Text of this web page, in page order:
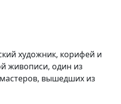
художник, корифей и
живописи, один из
вышедших из